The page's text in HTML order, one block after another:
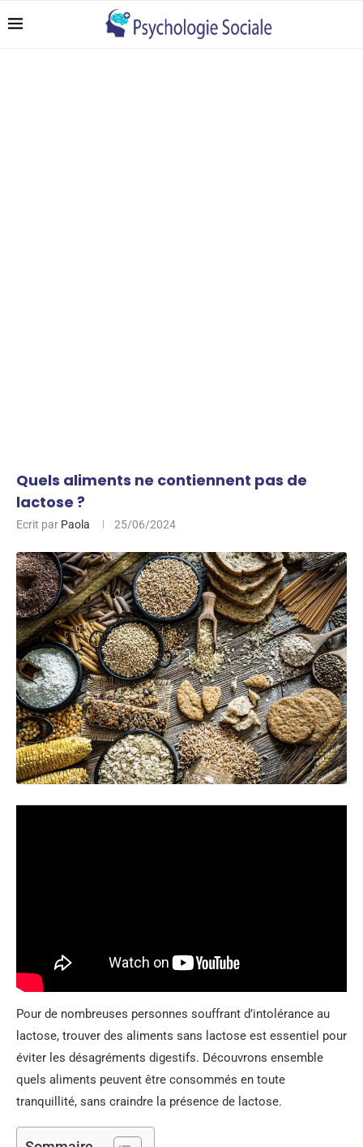
Quels aliments ne contiennent pas de
lactose ?
Ecrit par Paola 25/06/2024
Pour de nombreuses personnes souffrant d’intolérance au
lactose, trouver des aliments sans lactose est essentiel pour
éviter les désagréments digestifs. Découvrons ensemble
quels aliments peuvent être consommés en toute
tranquillité, sans craindre la présence de lactose.